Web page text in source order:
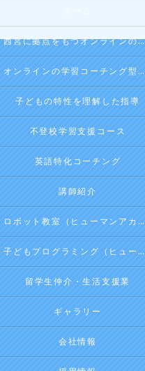
西宮に拠点をもつオンラインの学習コーチング型・映像授業型の塾･自習塾WillBeの口コミ情報
オンラインの学習コーチング型・映像授業型の塾･自習塾WillBeのお客様の声
子どもの特性を理解した指導
不登校学習支援コース
英語特化コーチング
講師紹介
ロボット教室（ヒューマンアカデミージュニアプログラム）
子どもプログラミング（ヒューマンアカデミージュニアプログラム）
留学生仲介・生活支援業
ギャラリー
会社情報